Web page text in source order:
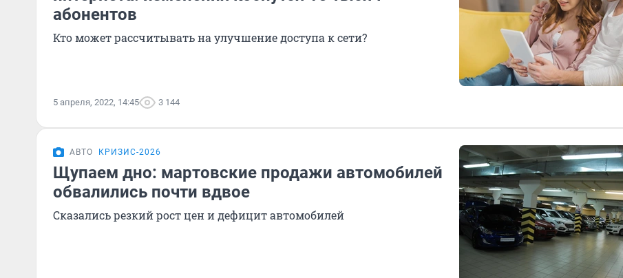
абонентов
Кто может рассчитывать на улучшение доступа к сети?
5 апреля, 2022, 14:45 3 144
АВТО КРИЗИС-2026
Щупаем дно: мартовские продажи автомобилей
обвалились почти вдвое
Сказались резкий рост цен и дефицит автомобилей